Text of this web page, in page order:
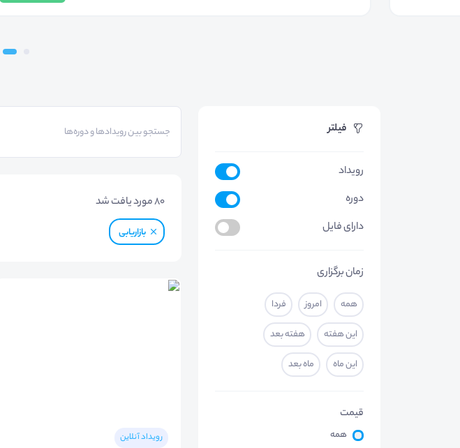
فیلتر
رویداد
دوره
دارای فایل
زمان برگزاری
همه امروز فردا
این هفته هفته بعد
این ماه ماه بعد
قیمت
همه
80مورد یافت شد
بازاریابی
رویداد آنلاین